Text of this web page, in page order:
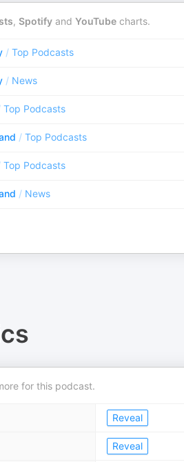
, Spotify and YouTube charts.
/ Top Podcasts
/ News
Top Podcasts
/ Top Podcasts
Top Podcasts
/ News
for this podcast.
Reveal
Reveal